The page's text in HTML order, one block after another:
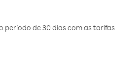
período de 30 dias com as tarifas